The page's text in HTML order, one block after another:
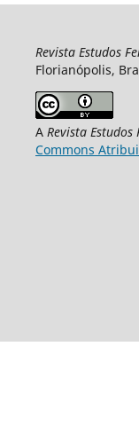
Revista Estudos
Florianópolis,
A Revista Estudos
Commons